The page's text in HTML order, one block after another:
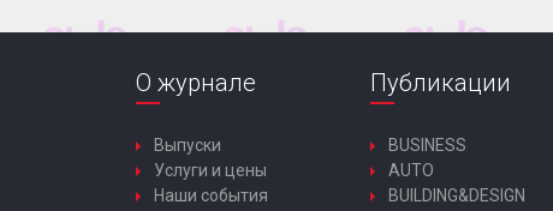
О журнале
Выпуски
Услуги и цены
Наши события
Публикации
BUSINESS
AUTO
BUILDING&DESIGN